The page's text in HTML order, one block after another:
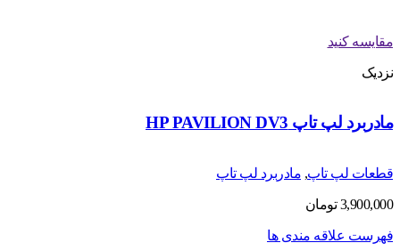
مقایسه کنید
نزدیک
مادربرد لپ تاپ HP PAVILION DV3
قطعات لپ تاپ, مادربرد لپ تاپ
3,900,000 تومان
فهرست علاقه مندی ها